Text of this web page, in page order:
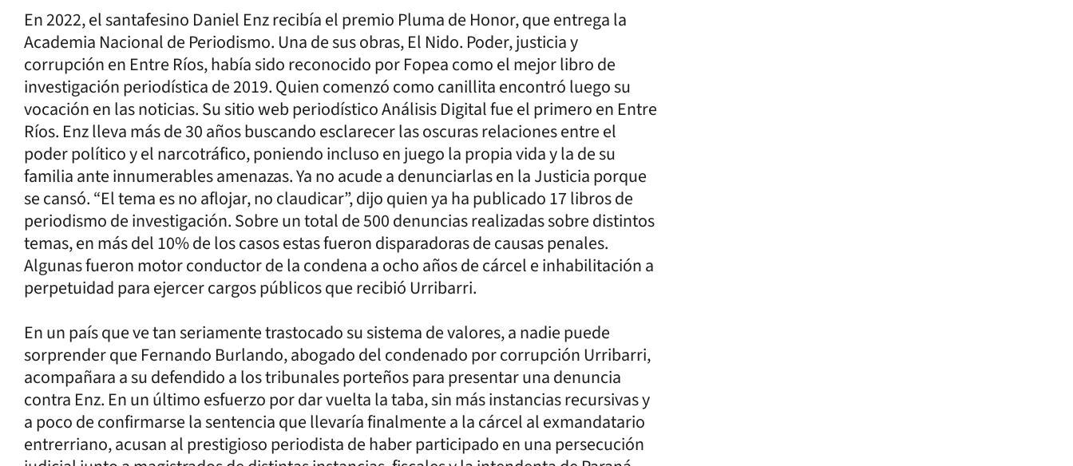
En 2022, el santafesino Daniel Enz recibía el premio Pluma de Honor, que entrega la
Academia Nacional de Periodismo. Una de sus obras, El Nido. Poder, justicia y
corrupción en Entre Ríos, había sido reconocido por Fopea como el mejor libro de
investigación periodística de 2019. Quien comenzó como canillita encontró luego su
vocación en las noticias. Su sitio web periodístico Análisis Digital fue el primero en Entre
Ríos. Enz lleva más de 30 años buscando esclarecer las oscuras relaciones entre el
poder político y el narcotráfico, poniendo incluso en juego la propia vida y la de su
familia ante innumerables amenazas. Ya no acude a denunciarlas en la Justicia porque
se cansó. “El tema es no aflojar, no claudicar”, dijo quien ya ha publicado 17 libros de
periodismo de investigación. Sobre un total de 500 denuncias realizadas sobre distintos
temas, en más del 10% de los casos estas fueron disparadoras de causas penales.
Algunas fueron motor conductor de la condena a ocho años de cárcel e inhabilitación a
perpetuidad para ejercer cargos públicos que recibió Urribarri.
En un país que ve tan seriamente trastocado su sistema de valores, a nadie puede
sorprender que Fernando Burlando, abogado del condenado por corrupción Urribarri,
acompañara a su defendido a los tribunales porteños para presentar una denuncia
contra Enz. En un último esfuerzo por dar vuelta la taba, sin más instancias recursivas y
a poco de confirmarse la sentencia que llevaría finalmente a la cárcel al exmandatario
entrerriano, acusan al prestigioso periodista de haber participado en una persecución